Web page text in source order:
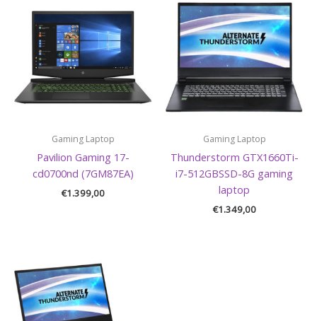
Gaming Laptop
Pavilion Gaming 17-
cd0700nd (7GM87EA)
€1.399,00
Gaming Laptop
Thunderstorm GTX1660Ti-
i7-512GBSSD-8G gaming
laptop
€1.349,00